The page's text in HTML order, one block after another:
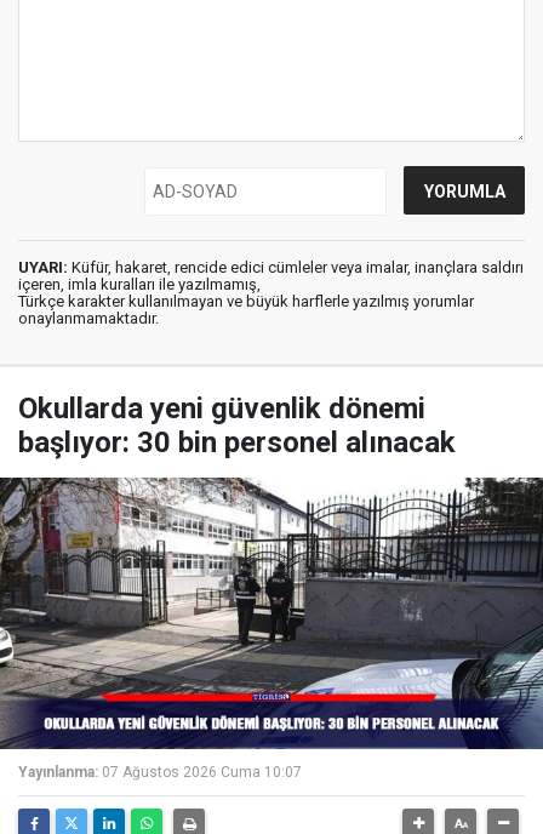
UYARI: Küfür, hakaret, rencide edici cümleler veya imalar, inançlara saldırı
içeren, imla kuralları ile yazılmamış,
Türkçe karakter kullanılmayan ve büyük harflerle yazılmış yorumlar
onaylanmamaktadır.
Okullarda yeni güvenlik dönemi
başlıyor: 30 bin personel alınacak
Yayınlanma: 07 Ağustos 2026 Cuma 10:07